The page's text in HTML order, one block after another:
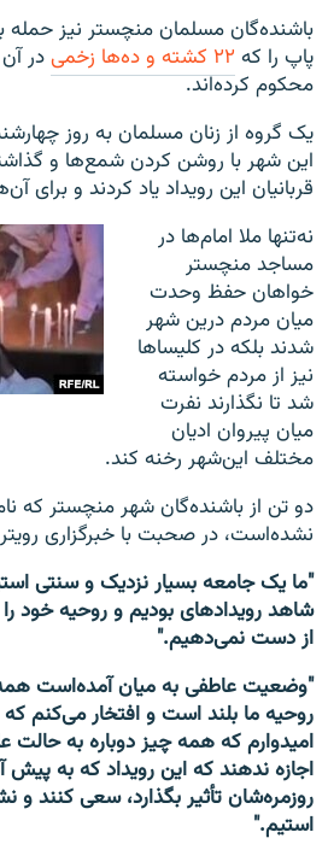
باشنده‌گان مسلمان منچستر نیز
پاپ را که ۲۲ کشته و ده‌ها زخمی
در
محکوم کرده‌اند.
یک گروه از زنان مسلمان به‌ روز
این شهر با روشن کردن شمع‌ها و
قربانیان این رویداد یاد کردند و برای
نه‌تنها ملا امام‌ها در
مساجد منچستر
خواهان حفظ وحدت
میان مردم درین شهر
شدند بلکه در کلیسا‌ها
نیز از مردم خواسته
شد تا نگذارند نفرت
میان پیروان ادیان
مختلف این‌شهر رخنه کند.
دو تن از باشنده‌گان شهر منچستر که
نشده‌است، در صحبت با خبرگزاری
"ما یک جامعه بسیار نزدیک و سنتی
شاهد رویدادهای بودیم و روحیه خود
از دست نمی‌دهیم."
"وضعیت عاطفی به میان آمده‌است
روحیه ما بلند است و افتخار می‌کنم
امیدوارم که همه چیز دوباره به حالت
اجازه ندهند که این رویداد که به پیش
روزمره‌شان تأثیر بگذارد، سعی کنند و
استیم."